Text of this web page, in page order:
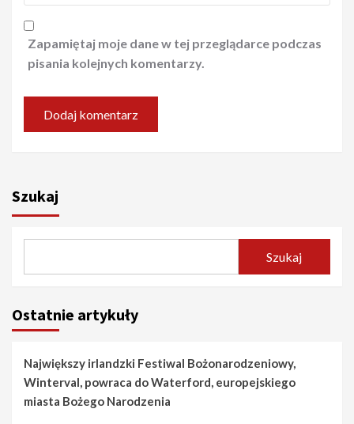
Zapamiętaj moje dane w tej przeglądarce podczas
pisania kolejnych komentarzy.
Szukaj
Szukaj
Ostatnie artykuły
Największy irlandzki Festiwal Bożonarodzeniowy,
Winterval, powraca do Waterford, europejskiego
miasta Bożego Narodzenia